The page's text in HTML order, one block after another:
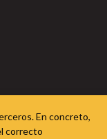
En concreto,
correcto